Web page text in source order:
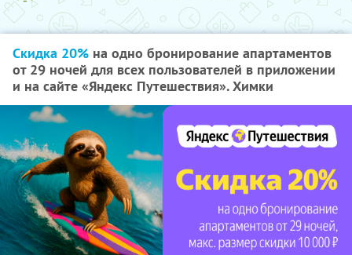
Скидка 20% на одно бронирование апартаментов
от 29 ночей для всех пользователей в приложении
и на сайте «Яндекс Путешествия». Химки